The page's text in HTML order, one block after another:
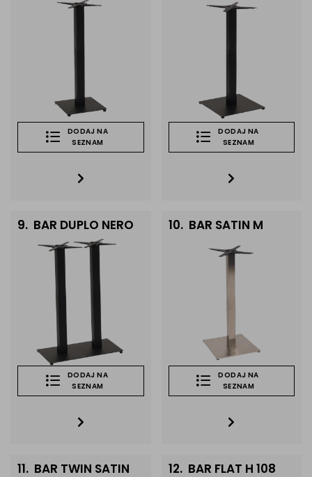
DODAJ NA
SEZNAM
DODAJ NA
SEZNAM
9. BAR DUPLO NERO
DODAJ NA
SEZNAM
10. BAR SATIN M
DODAJ NA
SEZNAM
11. BAR TWIN SATIN 12. BAR FLAT H 108